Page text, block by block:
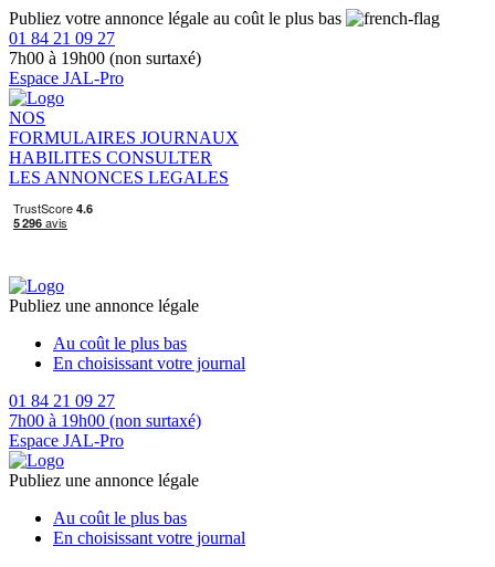
Publiez votre annonce légale au coût le plus bas
01 84 21 09 27
7h00 à 19h00 (non surtaxé)
Espace JAL-Pro
NOS
FORMULAIRES JOURNAUX
HABILITES CONSULTER
LES ANNONCES LEGALES
Publiez une annonce légale
Au coût le plus bas
En choisissant votre journal
01 84 21 09 27
7h00 à 19h00 (non surtaxé)
Espace JAL-Pro
Publiez une annonce légale
Au coût le plus bas
En choisissant votre journal